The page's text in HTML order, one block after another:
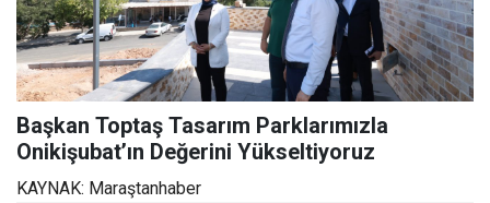
Başkan Toptaş Tasarım Parklarımızla
Onikişubat’ın Değerini Yükseltiyoruz
KAYNAK: Maraştanhaber